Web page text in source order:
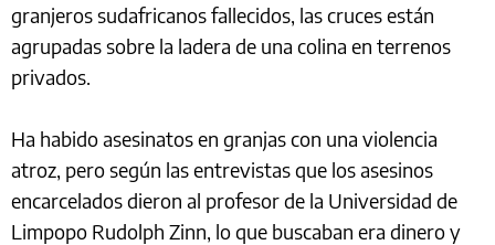
granjeros sudafricanos fallecidos, las cruces están
agrupadas sobre la ladera de una colina en terrenos
privados.
Ha habido asesinatos en granjas con una violencia
atroz, pero según las entrevistas que los asesinos
encarcelados dieron al profesor de la Universidad de
Limpopo Rudolph Zinn, lo que buscaban era dinero y